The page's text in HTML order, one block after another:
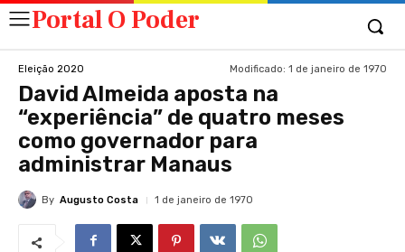
Portal O Poder
Eleição 2020 Modificado: 1 de janeiro de 1970
David Almeida aposta na
“experiência” de quatro meses
como governador para
administrar Manaus
By Augusto Costa 1 de janeiro de 1970